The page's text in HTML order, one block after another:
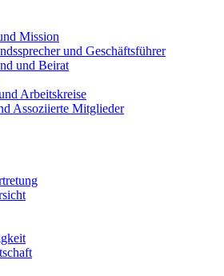
search
panel.
Mission
und Geschäftsführer
und Beirat
Arbeitskreise
Assoziierte Mitglieder